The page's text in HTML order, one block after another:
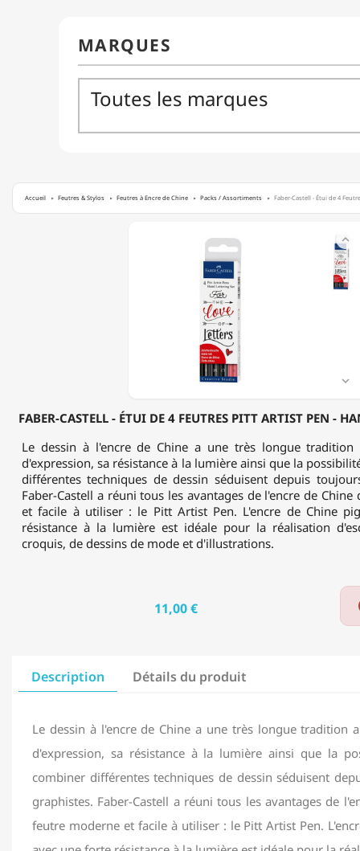
Accueil Feutres & Stylos Feutres à Encre de Chine Packs / Assortiments Faber-Castell - Étui de 4
LETTERING
ROUGE
FABER-CASTELL - ÉTUI DE 4 FEUTRES PITT ARTIST PEN -


Le dessin à l'encre de Chine a une très longue tradition
d'expression, sa résistance à la lumière ainsi que la
différentes techniques de dessin séduisent depuis
Faber-Castell a réuni tous les avantages de l'encre de
et facile à utiliser : le Pitt Artist Pen. L'encre de Chine
résistance à la lumière est idéale pour la réalisation
croquis, de dessins de mode et d'illustrations.
11,00 €
Description Détails du produit
Le dessin à l'encre de Chine a une très longue tradition
d'expression, sa résistance à la lumière ainsi que la
combiner différentes techniques de dessin séduisent
graphistes. Faber-Castell a réuni tous les avantages de
feutre moderne et facile à utiliser : le Pitt Artist Pen.